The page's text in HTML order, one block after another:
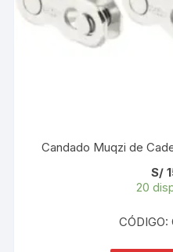
Candado Muqzi de
S/
20
CÓDIGO: